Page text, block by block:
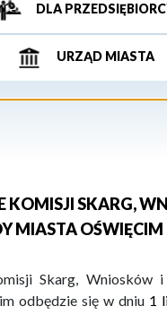
DLA
URZĄD MIASTA
KOMISJI SKARG,
MIASTA OŚWIĘCIM
Skarg, Wniosków
odbędzie się w dniu 1